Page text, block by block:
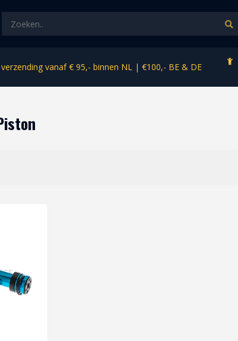
vanaf € 95,- binnen NL | €100,- BE & DE